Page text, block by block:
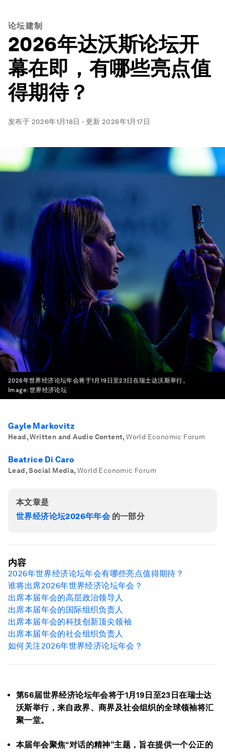
论坛建制
2026年达沃斯论坛开
幕在即，有哪些亮点值
得期待？
发布于 2026年1月18日 · 更新2026年1月17日
2026年世界经济论坛年会将于1月19日至23日在瑞士达沃斯举行。
Image: 世界经济论坛
Gayle Markovitz
Head, Written and Audio Content, World Economic Forum
Beatrice Di Caro
Lead, Social Media, World Economic Forum
本文章是
世界经济论坛2026年年会的一部分
第56届世界经济论坛年会将于1月19日至23日在瑞士达
沃斯举行，来自政界、商界及社会组织的全球领袖将汇
聚一堂。
本届年会聚焦“对话的精神”主题，旨在提供一个公正的
内容
2026年世界经济论坛年会有哪些亮点值得期待？
谁将出席2026年世界经济论坛年会？
出席本届年会的高层政治领导人
出席本届年会的国际组织负责人
出席本届年会的科技创新顶尖领袖
出席本届年会的社会组织负责人
如何关注2026年世界经济论坛年会？